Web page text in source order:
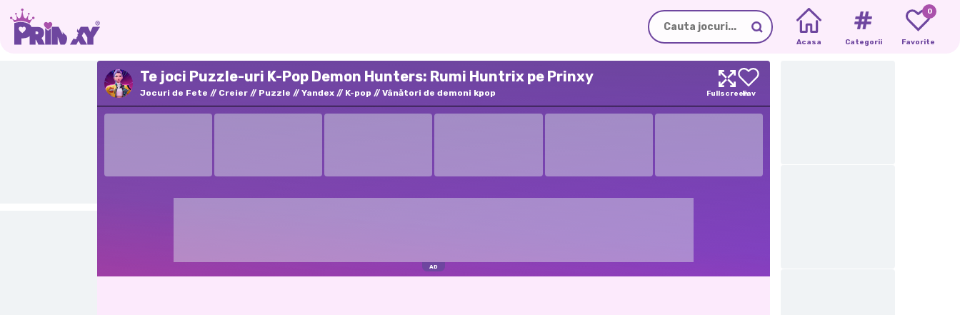
Acasa Categorii
0
Favorite
Te joci Puzzle-uri K-Pop Demon Hunters: Rumi Huntrix pe Prinxy
Jocuri de Fete Creier Puzzle Yandex K-pop Vânători de demoni kpop